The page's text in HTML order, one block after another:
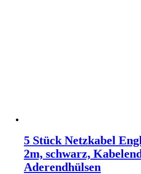
5 Stück Netzkabel
2m, schwarz,
Aderendhülsen